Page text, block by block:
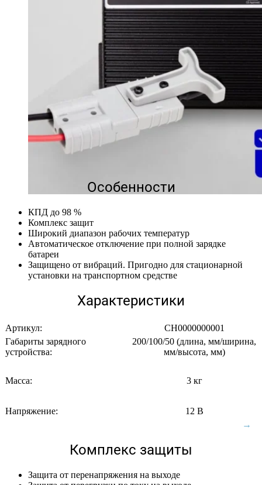
Особенности
КПД до 98 %
Комплекс защит
Широкий диапазон рабочих температур
Автоматическое отключение при полной зарядке
батареи
Защищено от вибраций. Пригодно для стационарной
установки на транспортном средстве
Характеристики
Артикул:
CH0000000001
Габариты зарядного
устройства:
200/100/50 (длина, мм/ширина,
мм/высота, мм)
Масса: 3 кг
Напряжение: 12 В
Комплекс защиты
Защита от перенапряжения на выходе